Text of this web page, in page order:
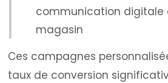
communication digitale
magasin
Ces campagnes
taux de conversion